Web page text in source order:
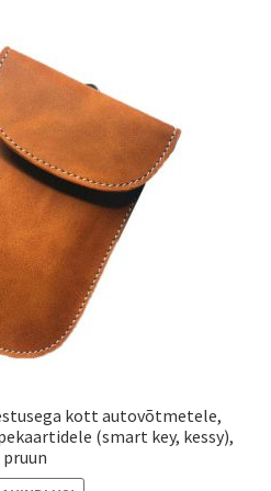
kott autovõtmetele,
(smart key, kessy),
pruun